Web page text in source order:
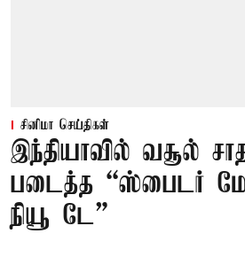
சினிமா செய்திகள்
இந்தியாவில் வசூல்
படைத்த “ஸ்பைடர்
நியூ டே”